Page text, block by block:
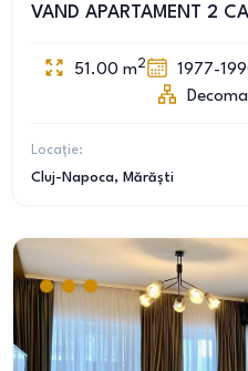
VAND APARTAMENT 2
51.00 m2 1977-
Locație:
Cluj-Napoca, Mărăști